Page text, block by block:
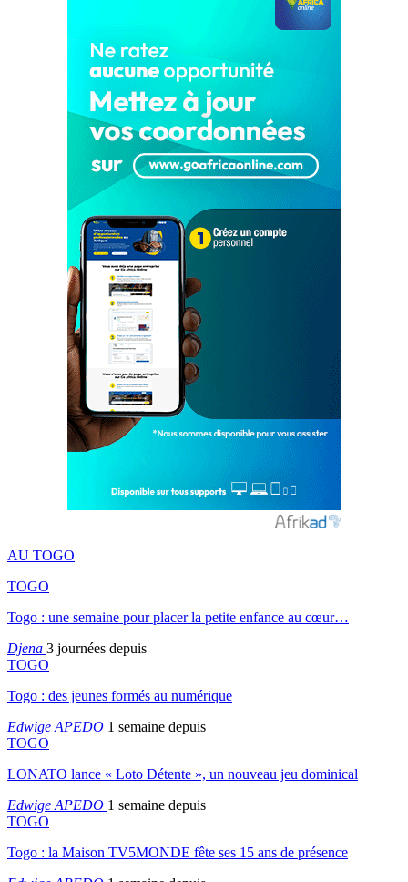
AU TOGO
TOGO
Togo : une semaine pour placer la petite enfance au cœur…
Djena 3 journées depuis
TOGO
Togo : des jeunes formés au numérique
Edwige APEDO 1 semaine depuis
TOGO
LONATO lance « Loto Détente », un nouveau jeu dominical
Edwige APEDO 1 semaine depuis
TOGO
Togo : la Maison TV5MONDE fête ses 15 ans de présence